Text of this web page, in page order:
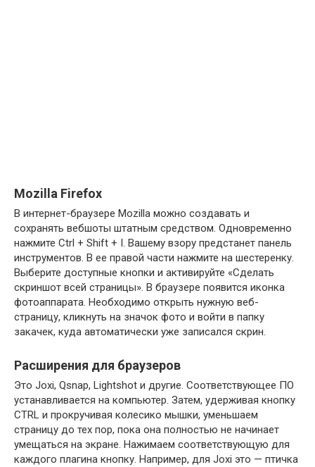
Mozilla Firefox
В интернет-браузере Mozilla можно создавать и
сохранять вебшоты штатным средством. Одновременно
нажмите Ctrl + Shift + I. Вашему взору предстанет панель
инструментов. В ее правой части нажмите на шестеренку.
Выберите доступные кнопки и активируйте «Сделать
скриншот всей страницы». В браузере появится иконка
фотоаппарата. Необходимо открыть нужную веб-
страницу, кликнуть на значок фото и войти в папку
закачек, куда автоматически уже записался скрин.
Расширения для браузеров
Это Joxi, Qsnap, Lightshot и другие. Соответствующее ПО
устанавливается на компьютер. Затем, удерживая кнопку
CTRL и прокручивая колесико мышки, уменьшаем
страницу до тех пор, пока она полностью не начинает
умещаться на экране. Нажимаем соответствующую для
каждого плагина кнопку. Например, для Joxi это — птичка